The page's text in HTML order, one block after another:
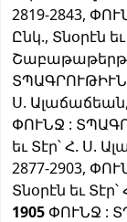
2819-2843,
Ընկ., Տնօրէն
ՏՊԱԳՐՈՒԹԻՒՆ
Ս.
ՓՈՒՆՋ :
եւ Տէր՝ Հ. Ս.
2877-2903,
Տնօրէն եւ
1905 ՓՈՒՆՋ :